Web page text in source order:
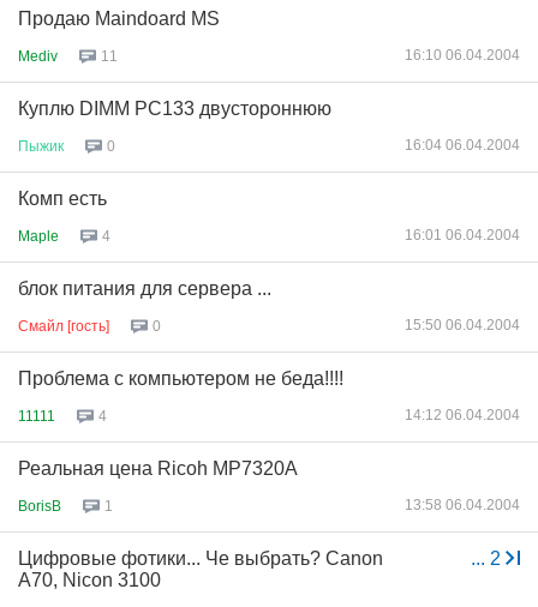
Продаю Maindoard MS
Mediv 11 16:10 06.04.2004
Куплю DIMM PC133 двустороннюю
Пыжик 0 16:04 06.04.2004
Комп есть
Maple 4 16:01 06.04.2004
блок питания для сервера ...
Смайл [гость] 0 15:50 06.04.2004
Проблема с компьютером не беда!!!!
11111 4 14:12 06.04.2004
Реальная цена Ricoh MP7320A
BorisB 1 13:58 06.04.2004
... 2
Цифровые фотики... Че выбрать? Canon
А70, Nicon 3100